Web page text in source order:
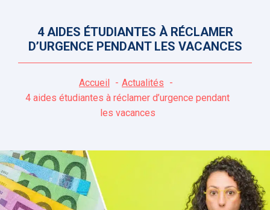
4 AIDES ÉTUDIANTES À RÉCLAMER
D’URGENCE PENDANT LES VACANCES
Accueil
Actualités
4 aides étudiantes à réclamer d’urgence pendant
les vacances